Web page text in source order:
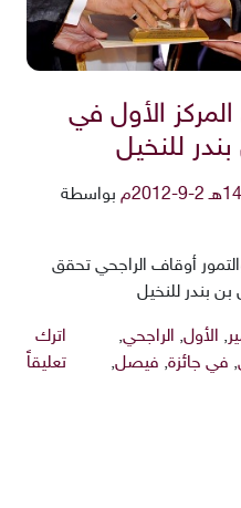
الأول في
للنخيل
بواسطة
أوقاف الراجحي تحقق
بن بندر للنخيل
, الأول, الراجحي,
, في جائزة, فيصل,
اترك
تعليقاً